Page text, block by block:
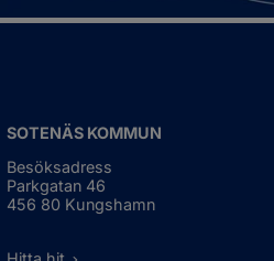
SOTENÄS KOMMUN
Besöksadress
Parkgatan 46
456 80 Kungshamn